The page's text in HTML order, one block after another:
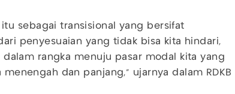
sebagai transisional yang bersifat
penyesuaian yang tidak bisa kita hindari,
rangka menuju pasar modal kita yang
dan panjang," ujarnya dalam RDKB